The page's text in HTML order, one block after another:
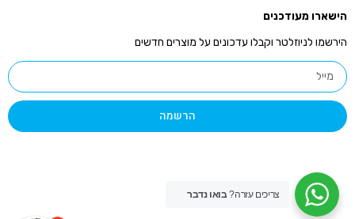
הישארו מעודכנים
הירשמו לניוזלטר וקבלו עדכונים על מוצרים חדשים
הרשמה
צריכים עזרה?בואו נדבר